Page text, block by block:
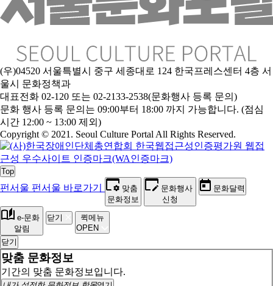
(우)04520 서울특별시 중구 세종대로 124 한국프레스센터 4층 서
울시 문화정책과
대표전화 02-120 또는 02-2133-2538(문화행사 등록 문의)
문화 행사 등록 문의는 09:00부터 18:00 까지 가능합니다. (점심
시간 12:00 ~ 13:00 제외)
Copyright © 2021. Seoul Culture Portal All Rights Reserved.
Top
펀서울 펀서울 바로가기
맞춤
문화정보
문화행사
신청
문화달력
e-문화
알림
닫기
퀵메뉴
OPEN
닫기
맞춤 문화정보
기간의 맞춤 문화정보입니다.